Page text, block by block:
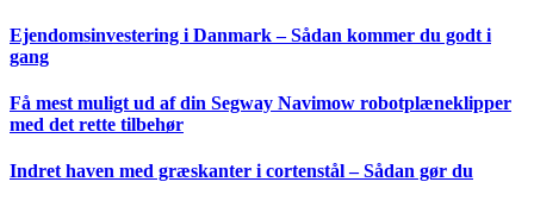
Ejendomsinvestering i Danmark – Sådan kommer du godt i
gang
Få mest muligt ud af din Segway Navimow robotplæneklipper
med det rette tilbehør
Indret haven med græskanter i cortenstål – Sådan gør du